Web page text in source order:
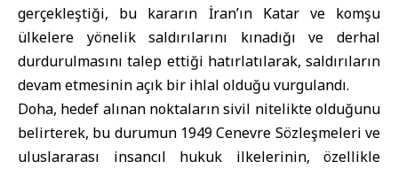
gerçekleştiği, bu kararın İran’ın Katar ve komşu
ülkelere yönelik saldırılarını kınadığı ve derhal
durdurulmasını talep ettiği hatırlatılarak, saldırıların
devam etmesinin açık bir ihlal olduğu vurgulandı.
Doha, hedef alınan noktaların sivil nitelikte olduğunu
belirterek, bu durumun 1949 Cenevre Sözleşmeleri ve
uluslararası insancıl hukuk ilkelerinin, özellikle